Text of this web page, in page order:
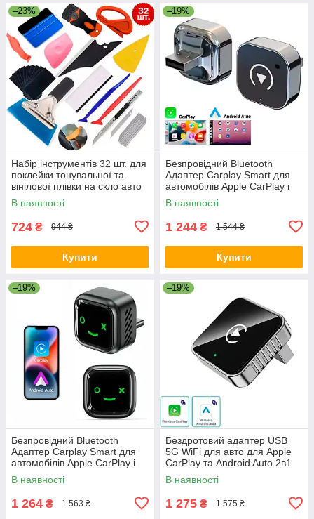
–23%
Набір інструментів 32 шт. для
поклейки тонувальної та
вінілової плівки на скло авто
Професійний комплект для
автомобіля
В наявності
724 ₴ 944 ₴
Купити
–19%
Безпровідний Bluetooth
Адаптер Carplay Smart для
автомобілів Apple CarPlay і
Android Auto USB 5G WiFi
Сірий
В наявності
1 244 ₴ 1 544 ₴
Купити
–19%
Безпровідний Bluetooth
Адаптер Carplay Smart для
автомобілів Apple CarPlay і
Android Auto USB 5G WiFi
Type-C Чорний
В наявності
1 264 ₴ 1 563 ₴
–19%
Бездротовий адаптер USB
5G WiFi для авто для Apple
CarPlay та Android Auto 2в1
Bluetooth (7498) Сіро-чорний
В наявності
1 275 ₴ 1 575 ₴